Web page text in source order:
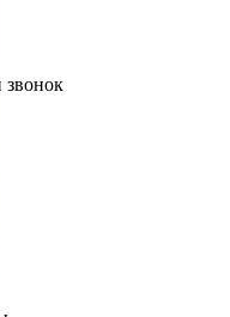
звонок